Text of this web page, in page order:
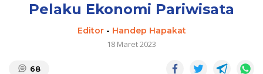
Pelaku Ekonomi Pariwisata
Editor- Handep Hapakat
18 Maret 2023
68